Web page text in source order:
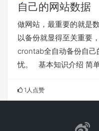
自己的网站数据
做网站，最重要的就是
以备份就显得至关重要
crontab全自动备份自
忧。 基本知识介绍 简
1人点赞